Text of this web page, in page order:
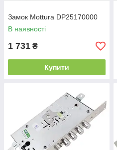
Замок Mottura DP25170000
В наявності
1 731 ₴
Купити